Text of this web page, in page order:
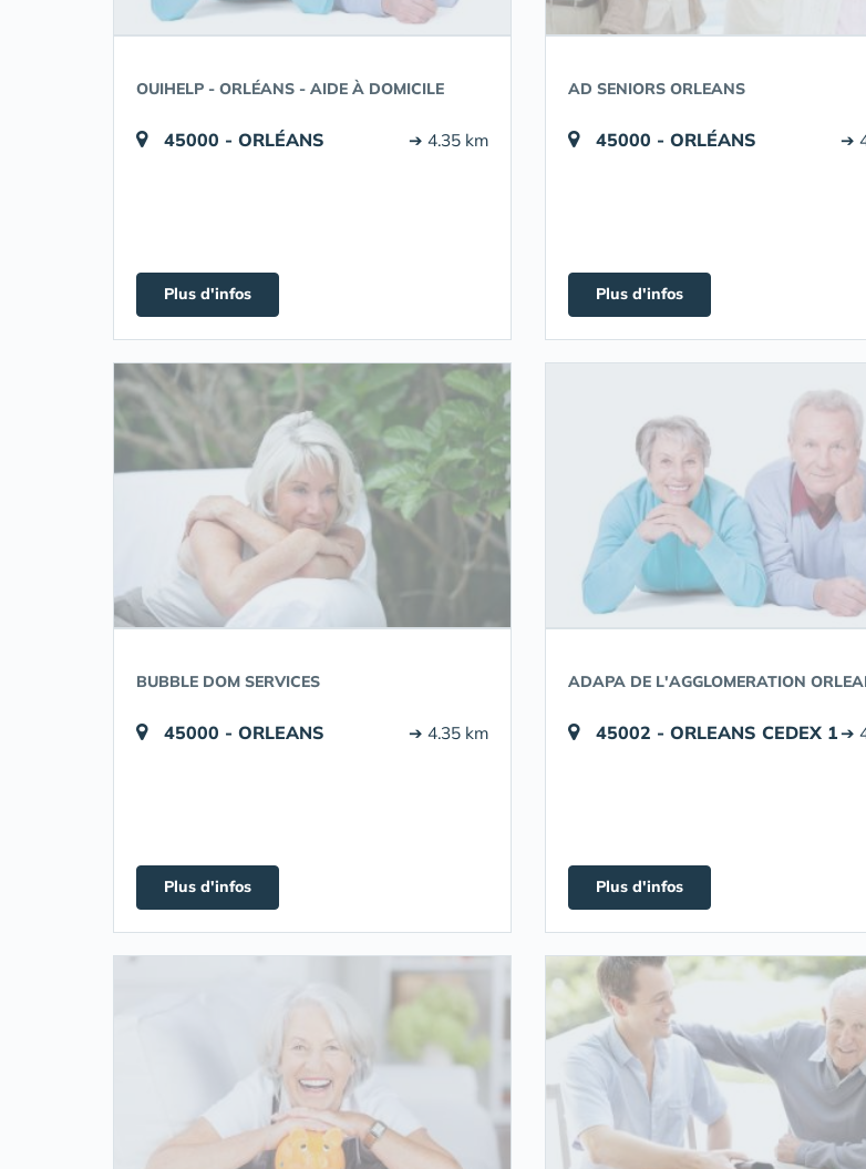
OUIHELP - ORLÉANS - AIDE À DOMICILE
45000 - ORLÉANS ➔ 4.35 km
Plus d'infos
AD SENIORS ORLEANS
45000 - ORLÉANS ➔
Plus d'infos
BUBBLE DOM SERVICES
45000 - ORLEANS ➔ 4.35 km
Plus d'infos
ADAPA DE L'AGGLOMERATION
45002 - ORLEANS CEDEX 1➔
Plus d'infos